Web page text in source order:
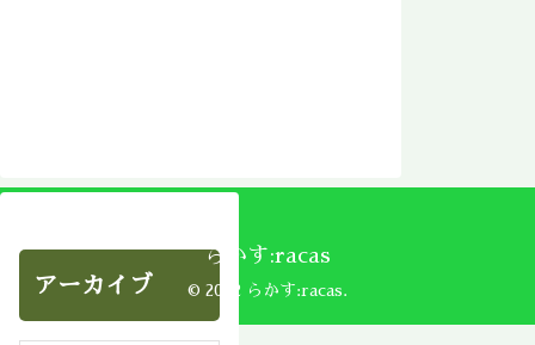
アーカイブ
らかす:racas
© 2002 らかす:racas.